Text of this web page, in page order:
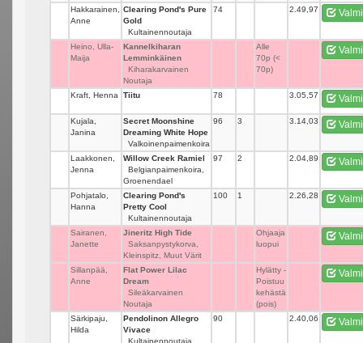
Hakkarainen,
Anne
Clearing Pond's Pure
Gold
Kultainennoutaja
74 2.49,97
Heino, Ulla-
Maija
Kannelkiharan
Lemminkäinen
Kiharakarvainen
Noutaja
Alle
70p (<
70p)
Kraft, Henna Tiitu 78 3.05,57
Kujala,
Janina
Secret Moonshine
Dreaming White Hope
Valkoinenpaimenkoira
96 3 3.14,03
Laakkonen,
Jenna
Willow Creek Ramiel
Belgianpaimenkoira,
Groenendael
97 2 2.04,89
Pohjatalo,
Hanna
Clearing Pond's
Pretty Cool
Kultainennoutaja
100 1 2.26,28
Sairanen,
Janette
Jineritz High Tide
Saksanpystykorva,
Kleinspitz, Muut Värit
Ohjaaja
luopui
Sillanpää,
Anne
Flat Power Lilac
Dream
Sileäkarvainen
Noutaja
Hylätty -
Poistuu
kehästä
(pois)
Särkipaju,
Hilda
Pendolinon Allegro
Vivace
Kultainennoutaja
90 2.40,06